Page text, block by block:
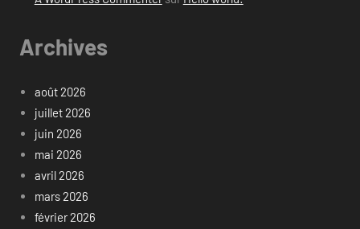
Archives
août 2026
juillet 2026
juin 2026
mai 2026
avril 2026
mars 2026
février 2026